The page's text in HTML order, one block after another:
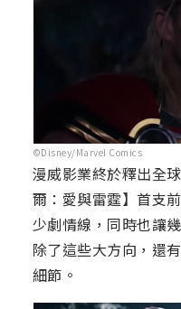
©Disney/Marvel Comics
漫威影業終於釋出全
爾：愛與雷霆】首支
少劇情線，同時也讓
除了這些大方向，還
細節。